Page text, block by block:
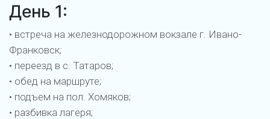
День 1:
• встреча на железнодорожном вокзале г. Ивано-
Франковск;
• переезд в с. Татаров;
• обед на маршруте;
• подъем на пол. Хомяков;
• разбивка лагеря;